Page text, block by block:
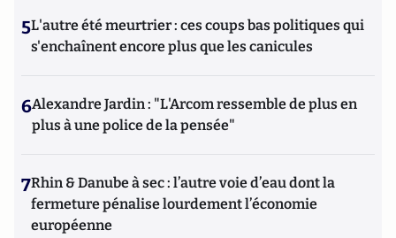
5L'autre été meurtrier : ces coups bas politiques qui
s'enchaînent encore plus que les canicules
6Alexandre Jardin : "L'Arcom ressemble de plus en
plus à une police de la pensée"
7Rhin & Danube à sec : l’autre voie d’eau dont la
fermeture pénalise lourdement l’économie
européenne